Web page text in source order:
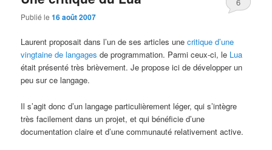
Publié le16 août 2007
6
Laurent proposait dans l’un de ses articles unecritique d’une
vingtaine de langages de programmation. Parmi ceux-ci, le Lua
était présenté très brièvement. Je propose ici de développer un
peu sur ce langage.
Il s’agit donc d’un langage particulièrement léger, qui s’intègre
très facilement dans un projet, et qui bénéficie d’une
documentation claire et d’une communauté relativement active.